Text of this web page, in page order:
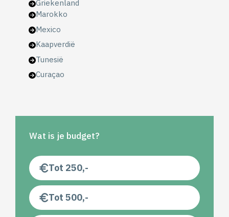
Griekenland
Marokko
Mexico
Kaapverdië
Tunesië
Curaçao
Wat is je budget?
Tot 250,-
Tot 500,-